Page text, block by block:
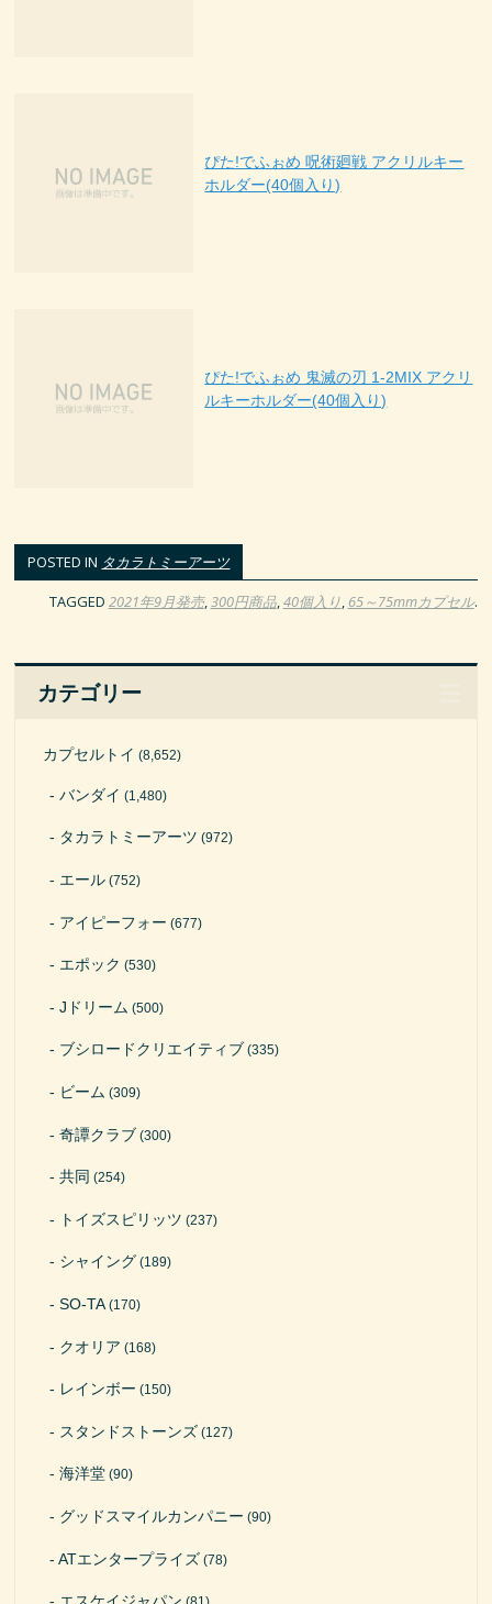
ぴた!でふぉめ 呪術廻戦 アクリルキー
ホルダー(40個入り)
ぴた!でふぉめ 鬼滅の刃 1-2MIX アクリ
ルキーホルダー(40個入り)
POSTED IN タカラトミーアーツ
TAGGED 2021年9月発売,300円商品,40個入り, 65～75mmカプセル.
カテゴリー
カプセルトイ (8,652)
バンダイ (1,480)
タカラトミーアーツ (972)
エール (752)
アイピーフォー (677)
エポック (530)
Jドリーム (500)
ブシロードクリエイティブ (335)
ビーム (309)
奇譚クラブ (300)
共同 (254)
トイズスピリッツ (237)
シャイング (189)
SO-TA(170)
クオリア (168)
レインボー (150)
スタンドストーンズ (127)
海洋堂 (90)
グッドスマイルカンパニー (90)
ATエンタープライズ (78)